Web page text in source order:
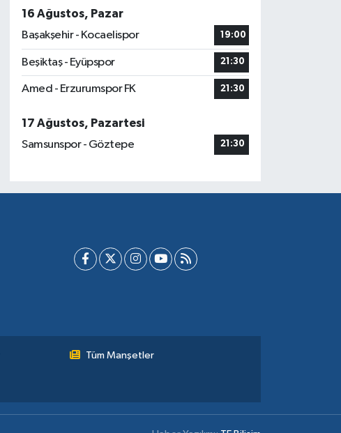
16 Ağustos, Pazar
Başakşehir - Kocaelispor
19:00
Beşiktaş - Eyüpspor 21:30
Amed - Erzurumspor FK 21:30
17 Ağustos, Pazartesi
Samsunspor - Göztepe
21:30
Tüm Manşetler